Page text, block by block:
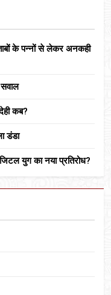
के पन्नों से लेकर अनकही
कब?
डंडा
युग का नया प्रतिरोध?